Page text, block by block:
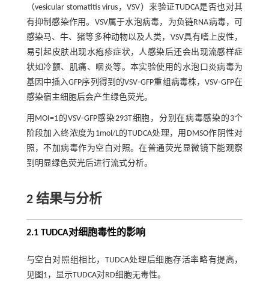
（vesicular stomatitis virus，VSV）来验证TUDCA是否也对其
有抑制感染作用。VSV属于水泡病毒，为负链RNA病毒，可
感染马、牛、猪等多种动物以及人类，VSV具有嗜上皮性，
易引起皮肤出现水疱疹症状，人感染后还会出现流感样症
状如冷颤、肌痛、咽炎等。本实验使用的水泡口炎病毒为
基因中插入GFP序列得到的VSV⁃GFP重组病毒株，VSV⁃GFP在
感染宿主细胞后会产生绿色荧光。
用MOI=1的VSV⁃GFP感染293T细胞，分别在病毒感染的3个
阶段加入终浓度为1mol/L的TUDCA处理，用DMSO作阴性对
照，不加病毒作为空白对照。在普通荧光显微镜下能观察
到明显绿色荧光后进行流式分析。
2 结果与分析
2.1 TUDCA对细胞毒性的影响
与空白对照组相比，TUDCA处理后细胞存活率略有提高，
见图1，显示TUDCA对RD细胞无毒性。